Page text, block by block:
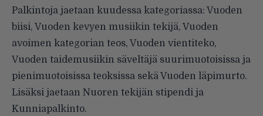
Palkintoja jaetaan kuudessa kategoriassa: Vuoden
biisi, Vuoden kevyen musiikin tekijä, Vuoden
avoimen kategorian teos, Vuoden vientiteko,
Vuoden taidemusiikin säveltäjä suurimuotoisissa ja
pienimuotoisissa teoksissa sekä Vuoden läpimurto.
Lisäksi jaetaan Nuoren tekijän stipendi ja
Kunniapalkinto.